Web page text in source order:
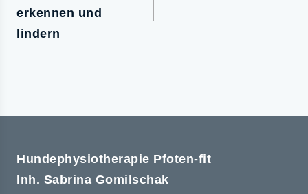
erkennen und
lindern
Hundephysiotherapie Pfoten-fit
Inh. Sabrina Gomilschak